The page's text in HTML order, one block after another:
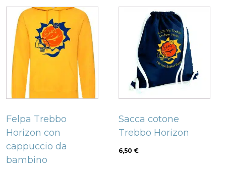
Felpa Trebbo
Horizon con
cappuccio da
bambino
Questo
prodotto
ha
più
varianti.
Le
opzioni
essere
scelte
nella
pagina
Sacca cotone
Trebbo Horizon
6,50 €